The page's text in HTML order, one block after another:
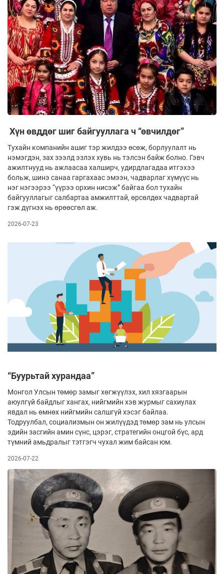
Хүн өвддөг шиг байгууллага ч “өвчилдөг”
Тухайн компанийн ашиг тэр жилдээ өсөж, борлуулалт нь
нэмэгдэн, зах зээлд эзлэх хувь нь тэлсэн байж болно. Гэвч
ажилтнууд нь ажлаасаа халширч, удирдлагадаа итгэхээ
больж, шинэ санаа гаргахаас эмээн, чадварлаг хүмүүс нь
нэг нэгээрээ “үүрээ орхин нисэж” байгаа бол тухайн
байгууллагыг салбартаа амжилттай, өрсөлдөх чадвартай
гэж дүгнэх нь өрөөсгөл аж.
2026-07-23
“Буурьтай хурандаа”
Монгол Улсын төмөр замыг хөгжүүлэх, хил хязгаарын
аюулгүй байдлыг хангах, нийгмийн хэв журмыг сахиулах
явдал нь өмнөх нийгмийн салшгүй хэсэг байлаа.
Тодруулбал, социализмын он жилүүдэд төмөр зам нь улсын
эдийн засгийн амин сүнс, цэрэг, стратегийн онцгой бүс, ард
түмний амьдралыг тэтгэгч чухал жим байсан юм.
2026-07-22